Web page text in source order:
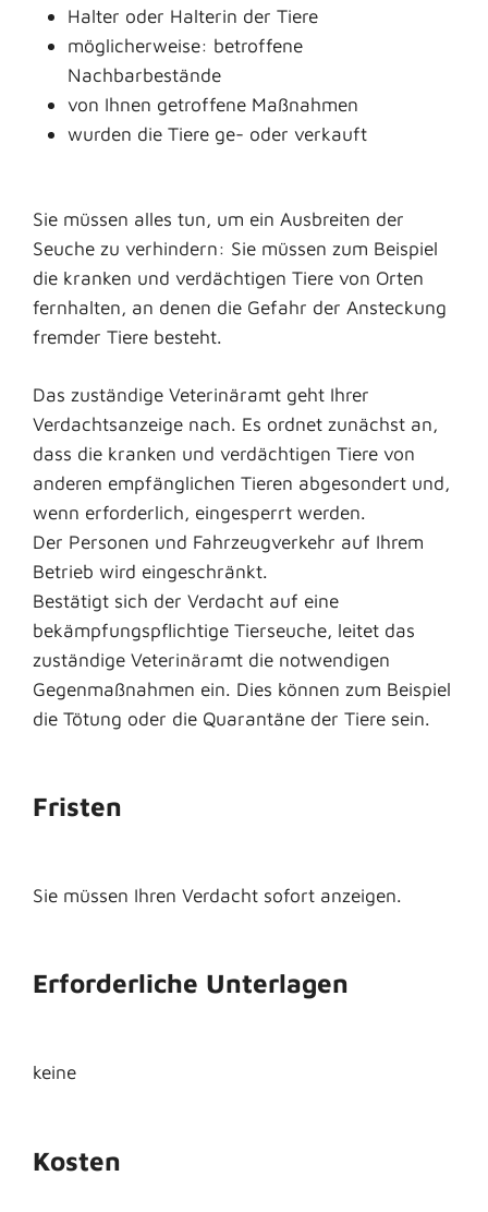
Halter oder Halterin der Tiere
möglicherweise: betroffene
Nachbarbestände
von Ihnen getroffene Maßnahmen
wurden die Tiere ge- oder verkauft
Sie müssen alles tun, um ein Ausbreiten der
Seuche zu verhindern: Sie müssen zum Beispiel
die kranken und verdächtigen Tiere von Orten
fernhalten, an denen die Gefahr der Ansteckung
fremder Tiere besteht.
Das zuständige Veterinäramt geht Ihrer
Verdachtsanzeige nach. Es ordnet zunächst an,
dass die kranken und verdächtigen Tiere von
anderen empfänglichen Tieren abgesondert und,
wenn erforderlich, eingesperrt werden.
Der Personen und Fahrzeugverkehr auf Ihrem
Betrieb wird eingeschränkt.
Bestätigt sich der Verdacht auf eine
bekämpfungspflichtige Tierseuche, leitet das
zuständige Veterinäramt die notwendigen
Gegenmaßnahmen ein. Dies können zum Beispiel
die Tötung oder die Quarantäne der Tiere sein.
Fristen
Sie müssen Ihren Verdacht sofort anzeigen.
Erforderliche Unterlagen
keine
Kosten